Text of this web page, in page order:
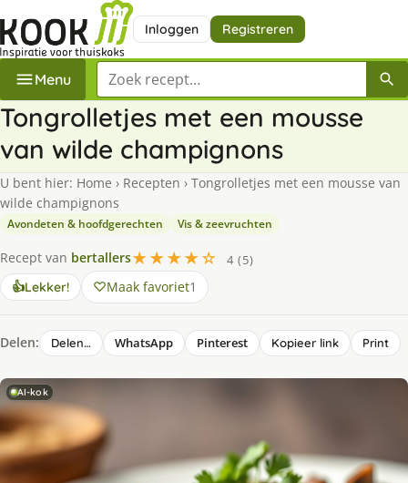
Inloggen Registreren
Menu Zoek een recept
Tongrolletjes met een mousse
van wilde champignons
U bent hier: Home › Recepten › Tongrolletjes met een mousse van
wilde champignons
Avondeten & hoofdgerechten Vis & zeevruchten
Recept van bertallers★★★★☆
4 (5)
👍Lekker! Maak favoriet1
Delen: Delen… WhatsApp Pinterest Kopieer link Print
AI-kok